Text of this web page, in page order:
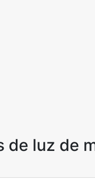
de luz de